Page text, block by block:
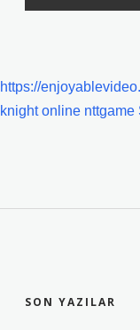
https://
knight online nttgame
SON YAZILAR